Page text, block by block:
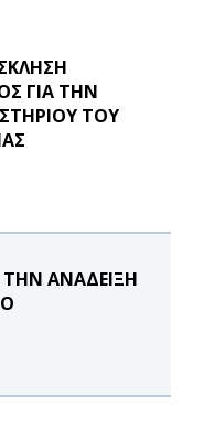
ΓΙΑ ΤΗΝ
ΤΟΥ
ΑΝΑΔΕΙΞΗ